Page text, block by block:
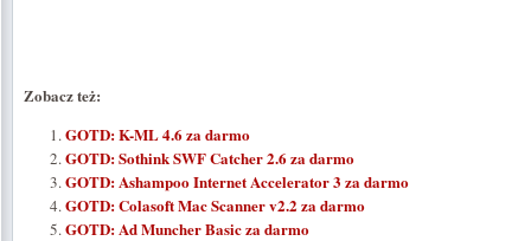
Zobacz też:
GOTD: K-ML 4.6 za darmo
GOTD: Sothink SWF Catcher 2.6 za darmo
GOTD: Ashampoo Internet Accelerator 3 za darmo
GOTD: Colasoft Mac Scanner v2.2 za darmo
GOTD: Ad Muncher Basic za darmo